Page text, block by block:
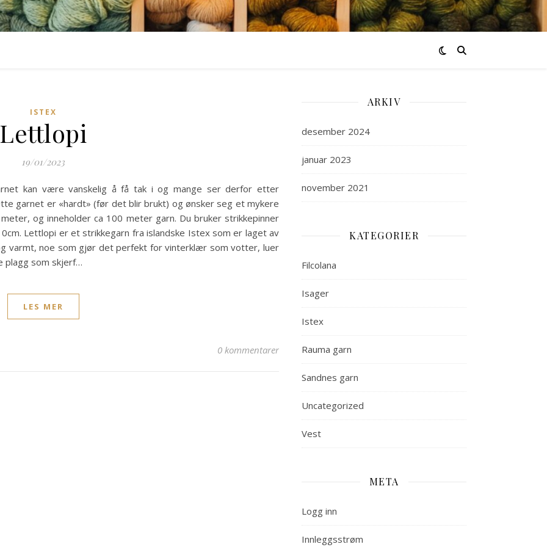
ISTEX
Lettlopi
19/01/2023
kan være vanskelig å få tak i og mange ser derfor etter
garnet er «hardt» (før det blir brukt) og ønsker seg et mykere
og inneholder ca 100 meter garn. Du bruker strikkepinner
Lettlopi er et strikkegarn fra islandske Istex som er laget av
varmt, noe som gjør det perfekt for vinterklær som votter, luer
plagg som skjerf…
LES MER
0 kommentarer
ARKIV
desember 2024
januar 2023
november 2021
KATEGORIER
Filcolana
Isager
Istex
Rauma garn
Sandnes garn
Uncategorized
Vest
META
Logg inn
Innleggsstrøm